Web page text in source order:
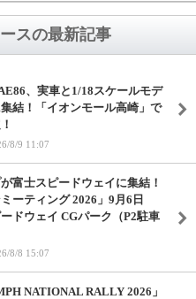
スの最新記事
、実車と1/18スケールモデ
結！「イオンモール高崎」で
8/9 11:07
富士スピードウェイに集結！
ミーティング 2026」9月6日
ードウェイ CGパーク（P2駐車
8/8 15:07
NATIONAL RALLY 2026」